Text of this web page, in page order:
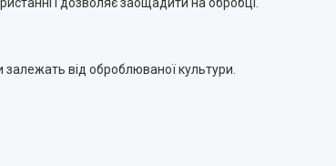
від оброблюваної культури.